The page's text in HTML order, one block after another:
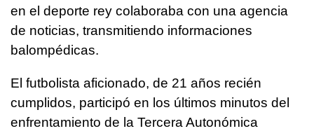
en el deporte rey colaboraba con una agencia
de noticias, transmitiendo informaciones
balompédicas.
El futbolista aficionado, de 21 años recién
cumplidos, participó en los últimos minutos del
enfrentamiento de la Tercera Autonómica